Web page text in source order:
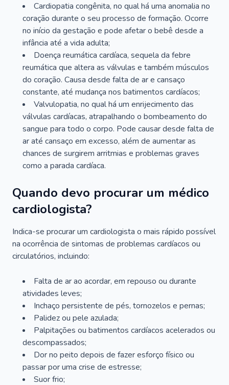
Cardiopatia congênita, no qual há uma anomalia no
coração durante o seu processo de formação. Ocorre
no início da gestação e pode afetar o bebê desde a
infância até a vida adulta;
Doença reumática cardíaca, sequela da febre
reumática que altera as válvulas e também músculos
do coração. Causa desde falta de ar e cansaço
constante, até mudança nos batimentos cardíacos;
Valvulopatia, no qual há um enrijecimento das
válvulas cardíacas, atrapalhando o bombeamento do
sangue para todo o corpo. Pode causar desde falta de
ar até cansaço em excesso, além de aumentar as
chances de surgirem arritmias e problemas graves
como a parada cardíaca.
Quando devo procurar um médico
cardiologista?
Indica-se procurar um cardiologista o mais rápido possível
na ocorrência de sintomas de problemas cardíacos ou
circulatórios, incluindo:
Falta de ar ao acordar, em repouso ou durante
atividades leves;
Inchaço persistente de pés, tornozelos e pernas;
Palidez ou pele azulada;
Palpitações ou batimentos cardíacos acelerados ou
descompassados;
Dor no peito depois de fazer esforço físico ou
passar por uma crise de estresse;
Suor frio;